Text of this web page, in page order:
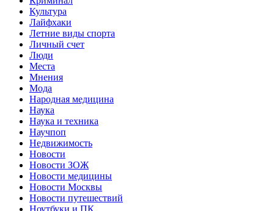
Культура
Лайфхаки
Летние виды спорта
Личный счет
Люди
Места
Мнения
Мода
Народная медицина
Наука
Наука и техника
Научпоп
Недвижимость
Новости
Новости ЗОЖ
Новости медицины
Новости Москвы
Новости путешествий
Ноутбуки и ПК